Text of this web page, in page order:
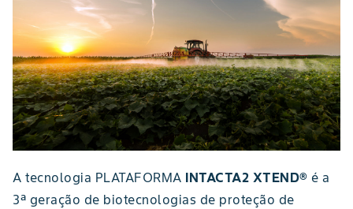
A tecnologia PLATAFORMA INTACTA2 XTEND® é a
3ª geração de biotecnologias de proteção de